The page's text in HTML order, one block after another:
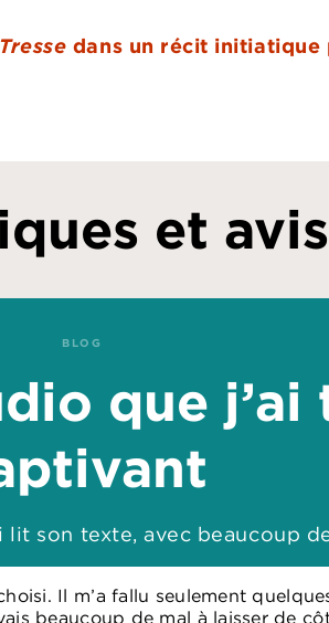
dans un récit initiatique
et avis
BLOG
que j’ai
lit son texte, avec beaucoup
Il m’a fallu seulement
beaucoup de mal à laisser de